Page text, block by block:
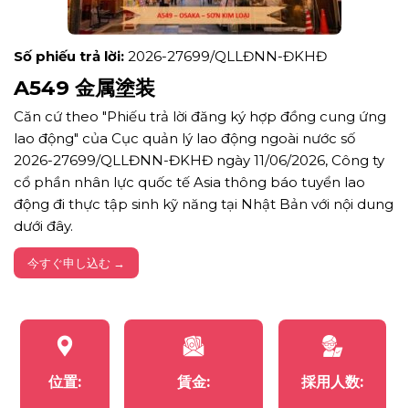
Số phiếu trả lời: 2026-27699/QLLĐNN-ĐKHĐ
A549 金属塗装
Căn cứ theo "Phiếu trả lời đăng ký hợp đồng cung ứng
lao động" của Cục quản lý lao động ngoài nước số
2026-27699/QLLĐNN-ĐKHĐ ngày 11/06/2026, Công ty
cổ phần nhân lực quốc tế Asia thông báo tuyển lao
động đi thực tập sinh kỹ năng tại Nhật Bản với nội dung
dưới đây.
今すぐ申し込む →
位置: 賃金: 採用人数: